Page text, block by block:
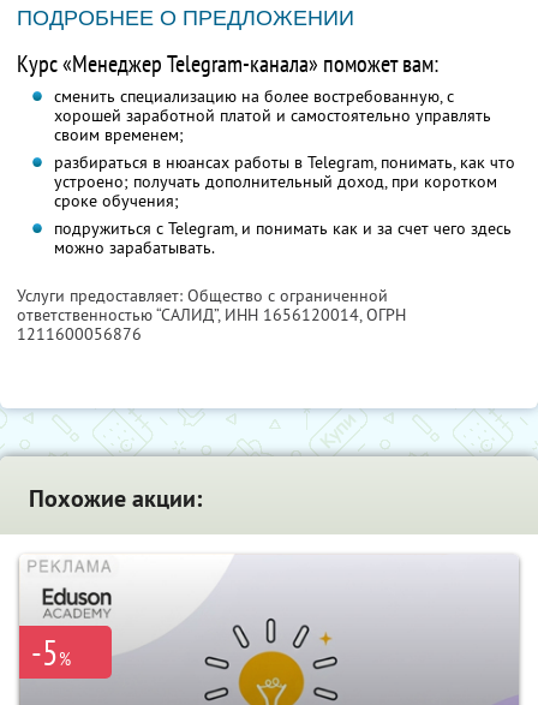
ПОДРОБНЕЕ О ПРЕДЛОЖЕНИИ
Курс «Менеджер Telegram-канала» поможет вам:
сменить специализацию на более востребованную, с
хорошей заработной платой и самостоятельно управлять
своим временем;
разбираться в нюансах работы в Telegram, понимать, как что
устроено; получать дополнительный доход, при коротком
сроке обучения;
подружиться с Telegram, и понимать как и за счет чего здесь
можно зарабатывать.
Услуги предоставляет: Общество с ограниченной
ответственностью “САЛИД”, ИНН 1656120014, ОГРН
1211600056876
Похожие акции:
-5%